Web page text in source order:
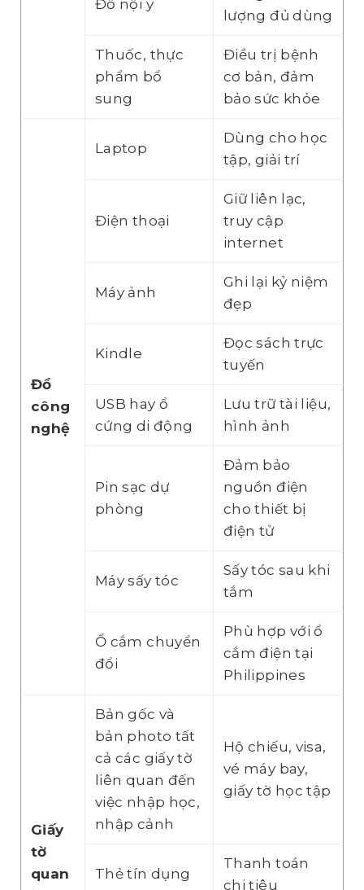
Đồ nội y
lượng đủ dùng
Thuốc, thực
phẩm bổ
sung
Điều trị bệnh
cơ bản, đảm
bảo sức khỏe
Đồ
công
nghệ
Laptop
Dùng cho học
tập, giải trí
Điện thoại
Giữ liên lạc,
truy cập
internet
Máy ảnh
Ghi lại kỷ niệm
đẹp
Kindle
Đọc sách trực
tuyến
USB hay ổ
cứng di động
Lưu trữ tài liệu,
hình ảnh
Pin sạc dự
phòng
Đảm bảo
nguồn điện
cho thiết bị
điện tử
Máy sấy tóc
Sấy tóc sau khi
tắm
Ổ cắm chuyển
đổi
Phù hợp với ổ
cắm điện tại
Philippines
Giấy
tờ
quan
Bản gốc và
bản photo tất
cả các giấy tờ
liên quan đến
việc nhập học,
nhập cảnh
Hộ chiếu, visa,
vé máy bay,
giấy tờ học tập
Thẻ tín dụng
Thanh toán
chi tiêu